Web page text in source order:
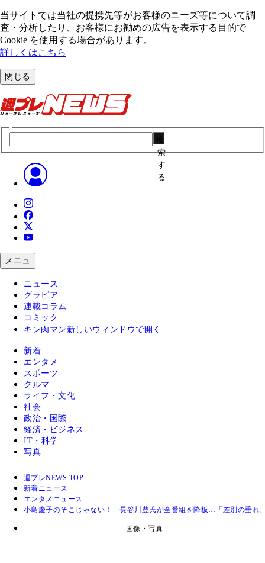
当サイトでは当社の提携先等がお客様のニーズ等について調
査・分析したり、お客様にお勧めの広告を表⽰する⽬的で
Cookie を使⽤する場合があります。
詳しくはこちら
閉じる
索
す
る
メニュ
ニュース
グラビア
連載コラム
コミック
キン肉マン 新しいウィンドウで開く
新着
エンタメ
スポーツ
クルマ
ライフ・文化
社会
政治・国際
経済・ビジネス
IT・科学
写真
週プレNEWS TOP
新着ニュース
エンタメニュース
小島慶子のそこじゃない！ 長谷川豊氏が全番組を降板…「差別の垂れ
画像・写真